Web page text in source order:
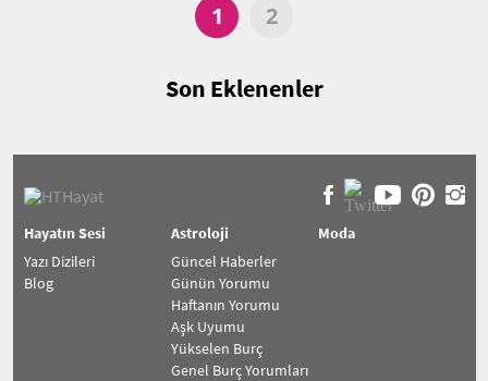
1 2
Son Eklenenler
Hayatın Sesi
Yazı Dizileri
Blog
Astroloji
Güncel Haberler
Günün Yorumu
Haftanın Yorumu
Aşk Uyumu
Yükselen Burç
Genel Burç Yorumları
Moda